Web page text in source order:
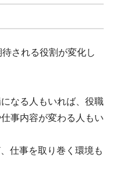
される役割が変化し
なる人もいれば、役職
事内容が変わる人もい
仕事を取り巻く環境も